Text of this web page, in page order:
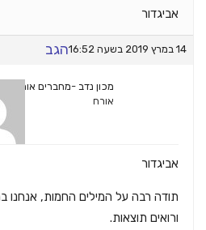
אביגדור
14 במרץ 2019 בשעה 16:52 הגב
מכון נדב -מחברים אותך
אורח
אביגדור
תודה רבה על המילים החמות, אנחנו
ורואים תוצאות.